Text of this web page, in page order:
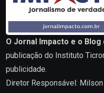
O Jornal Impacto e o
publicação do Instituto
publicidade.
Diretor Responsável: